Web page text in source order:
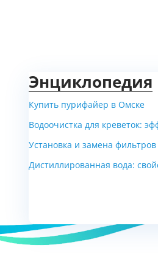
Энциклопедия
Купить пурифайер в Омске
Водоочистка для креветок:
Установка и замена
Дистиллированная вода: